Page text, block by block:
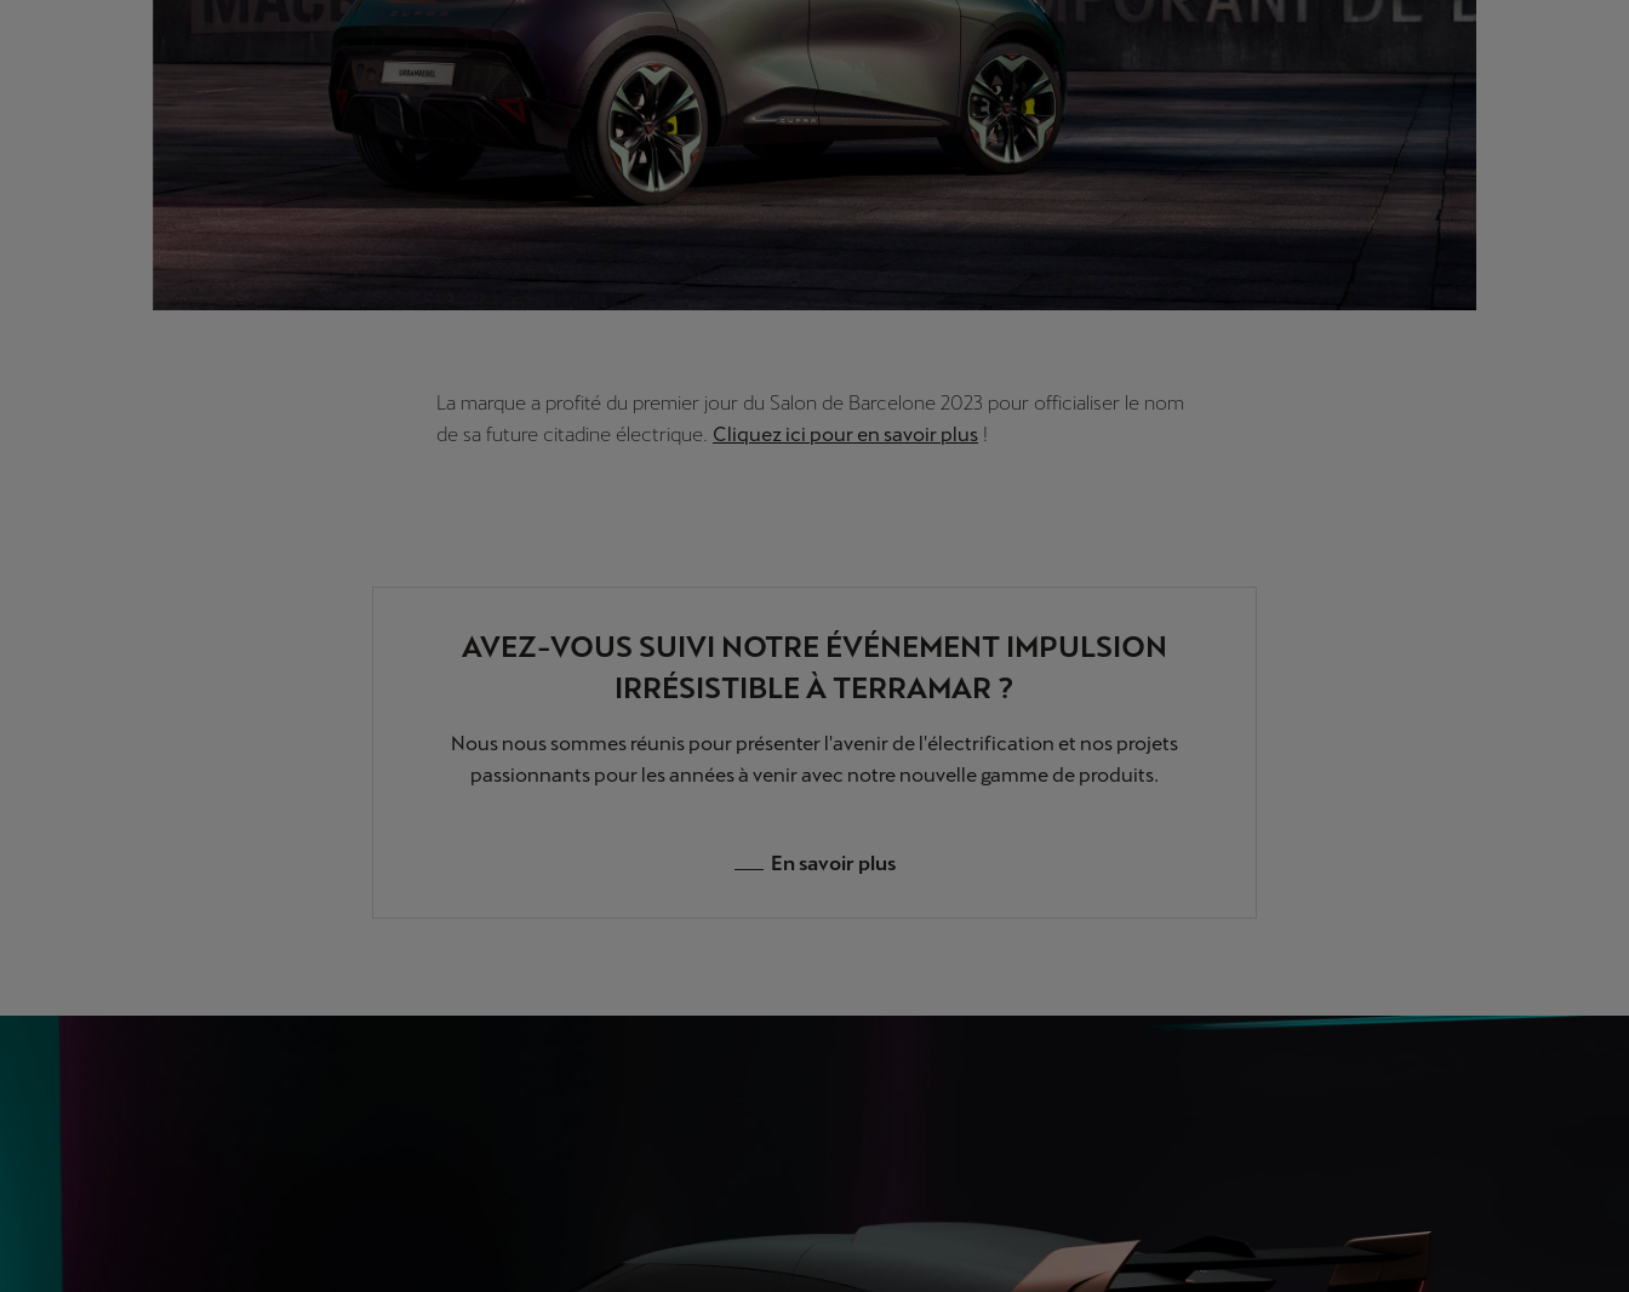
La marque a profité du premier jour du Salon de Barcelone 2023 pour officialiser le nom
de sa future citadine électrique. Cliquez ici pour en savoir plus !
AVEZ-VOUS SUIVI NOTRE ÉVÉNEMENT IMPULSION
IRRÉSISTIBLE À TERRAMAR ?
Nous nous sommes réunis pour présenter l'avenir de l'électrification et nos projets
passionnants pour les années à venir avec notre nouvelle gamme de produits.
En savoir plus